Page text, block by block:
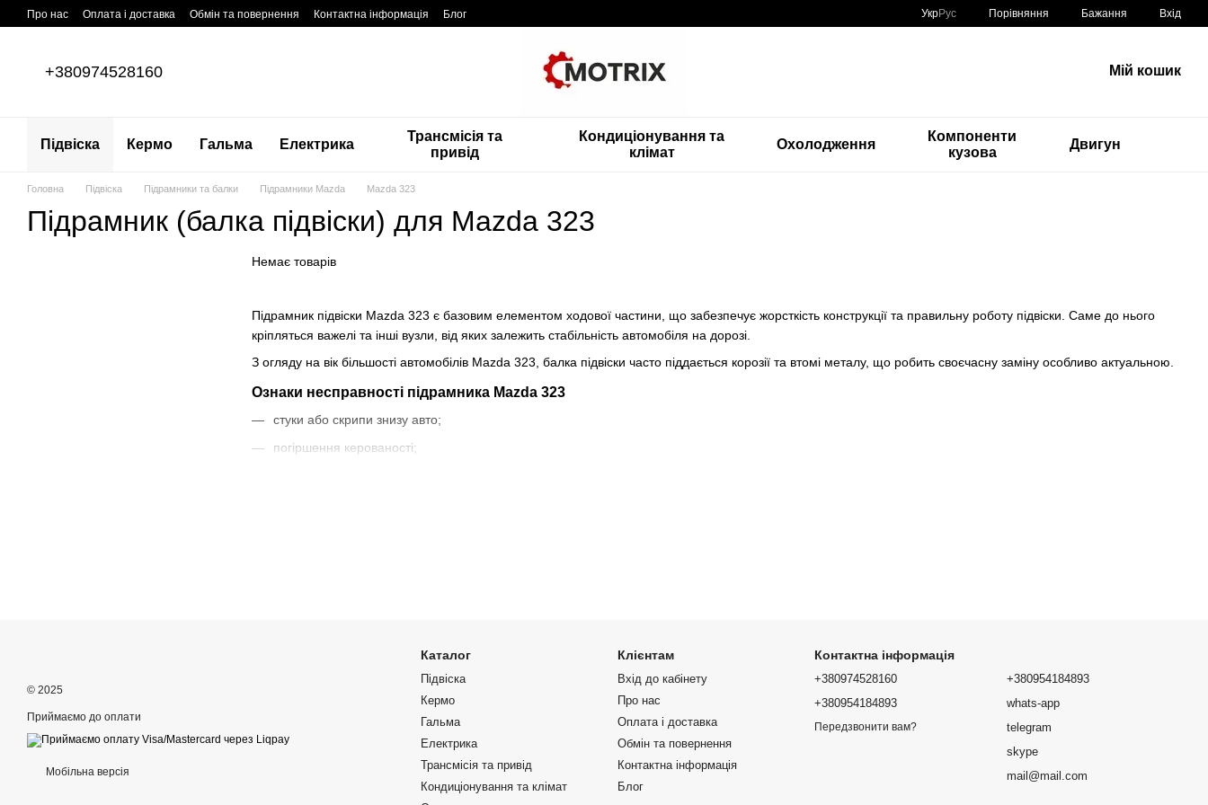
Перейти до основного контенту
Про нас Оплата і доставка Обмін та повернення Контактна інформація Блог УкрРус Порівняння Бажання Вхід
+380974528160 Мій кошик
Підвіска Кермо Гальма Електрика
Трансмісія та
привід
Кондиціонування та
клімат
Охолодження
Компоненти
кузова
Двигун
Головна Підвіска Підрамники та балки Підрамники Mazda Mazda 323
Підрамник (балка підвіски) для Mazda 323
Підрамник підвіски Mazda 323 є базовим елементом ходової частини, що забезпечує жорсткість конструкції та правильну роботу підвіски. Саме до нього
кріпляться важелі та інші вузли, від яких залежить стабільність автомобіля на дорозі.
З огляду на вік більшості автомобілів Mazda 323, балка підвіски часто піддається корозії та втомі металу, що робить своєчасну заміну особливо актуальною.
Ознаки несправності підрамника Mazda 323
стуки або скрипи знизу авто;
погіршення керованості;
0954184893.
Немає товарів
© 2025
Приймаємо до оплати
Мобільна версія
Каталог
Підвіска
Кермо
Гальма
Електрика
Трансмісія та привід
Кондиціонування та клімат
Клієнтам
Вхід до кабінету
Про нас
Оплата і доставка
Обмін та повернення
Контактна інформація
Блог
Контактна інформація
+380974528160
+380954184893
Передзвонити вам?
+380954184893
whats-app
telegram
skype
mail@mail.com